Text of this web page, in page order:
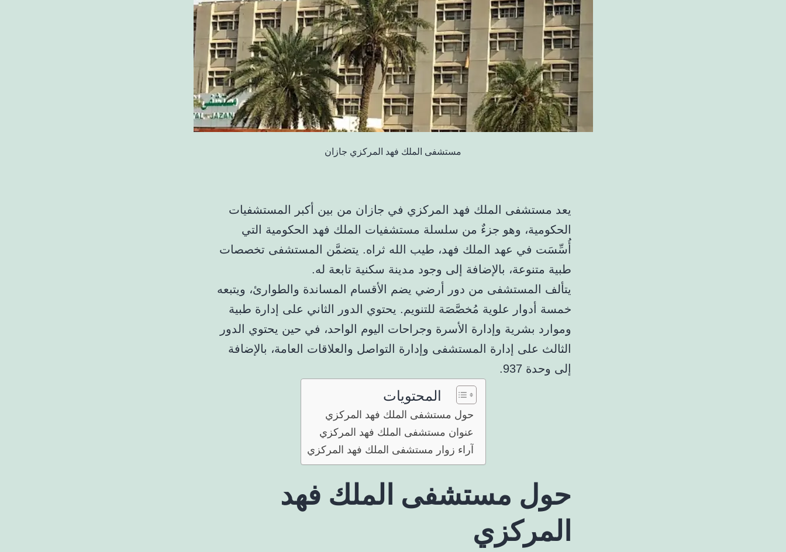
مستشفى الملك فهد المركزي جازان
يعد مستشفى الملك فهد المركزي في جازان من بين أكبر المستشفيات
الحكومية، وهو جزءٌ من سلسلة مستشفيات الملك فهد الحكومية التي
أُسِّسَت في عهد الملك فهد، طيب الله ثراه. يتضمَّن المستشفى تخصصات
طبية متنوعة، بالإضافة إلى وجود مدينة سكنية تابعة له.
يتألف المستشفى من دور أرضي يضم الأقسام المساندة والطوارئ، ويتبعه
خمسة أدوار علوية مُخصَّصَة للتنويم. يحتوي الدور الثاني على إدارة طبية
وموارد بشرية وإدارة الأسرة وجراحات اليوم الواحد، في حين يحتوي الدور
الثالث على إدارة المستشفى وإدارة التواصل والعلاقات العامة، بالإضافة
إلى وحدة 937.
المحتويات
حول مستشفى الملك فهد المركزي
عنوان مستشفى الملك فهد المركزي
آراء زوار مستشفى الملك فهد المركزي
حول مستشفى الملك فهد
المركزي